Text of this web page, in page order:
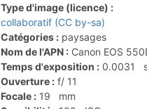
Type d'image (licence)
collaboratif (CC by-sa)
Catégories
paysages
Nom de l'APN
Canon EOS
Temps d'exposition
0.0031
Ouverture
f/11
Focale
19
mm